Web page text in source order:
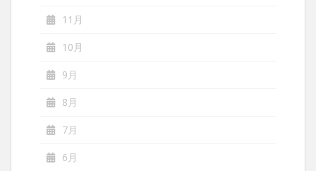
11月
10月
9月
8月
7月
6月